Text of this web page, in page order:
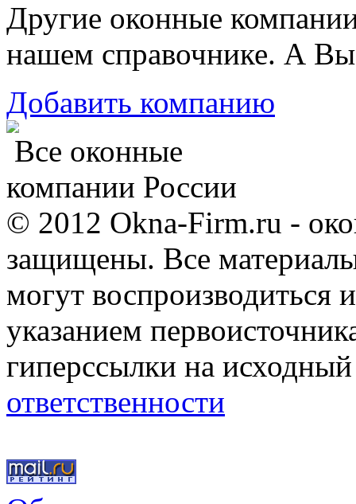
Другие оконные
нашем справочнике. А
Добавить компанию
Все оконные
компании России
© 2012 Okna-Firm.ru -
защищены. Все
могут воспроизводиться
указанием
гиперссылки на
ответственности